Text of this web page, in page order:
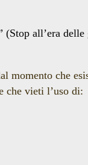
(Stop all’era
momento che
che vieti l’uso di: